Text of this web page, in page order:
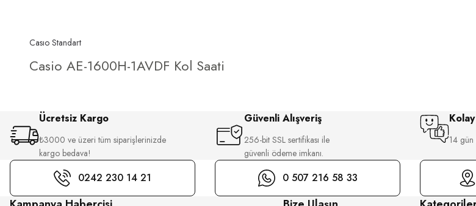
Casıo Standart
Casio AE-1600H-1AVDF Kol Saati
Ücretsiz Kargo
₺3000 ve üzeri tüm siparişlerinizde
kargo bedava!
Güvenli Alışveriş
256-bit SSL sertifikası ile
güvenli ödeme imkanı.
14 gün
0242 230 14 21 0 507 216 58 33